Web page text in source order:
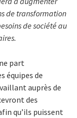
de transformation
de société au
part
équipes de
auprès de
des
qu’ils puissent